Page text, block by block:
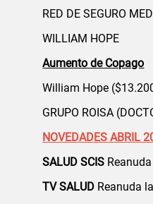
RED DE SEGURO
WILLIAM HOPE
Aumento de Copago
William Hope
GRUPO ROISA
NOVEDADES ABRIL
SALUD SCIS
TV SALUD Reanuda